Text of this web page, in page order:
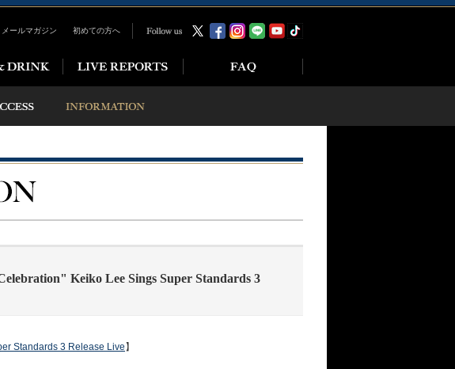
メールマガジン 初めての方へ
Keiko Lee Sings Super Standards 3
Standards 3 Release Live 】